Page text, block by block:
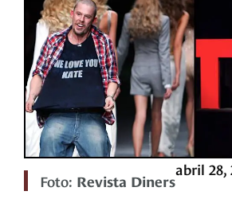
Foto: Revista Diners
abril 28,